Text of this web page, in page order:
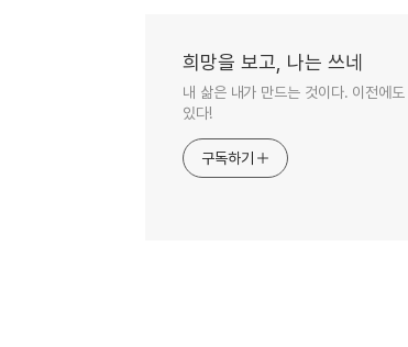
희망을 보고, 나는 쓰네
내 삶은 내가 만드는 것이다. 이전에
있다!
구독하기